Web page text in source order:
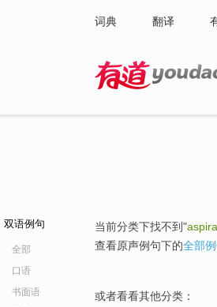
词典 翻译
双语例句
全部
口语
书面语
当前分类下找不到"
查看原声例句下的全部
或者看看其他分类：